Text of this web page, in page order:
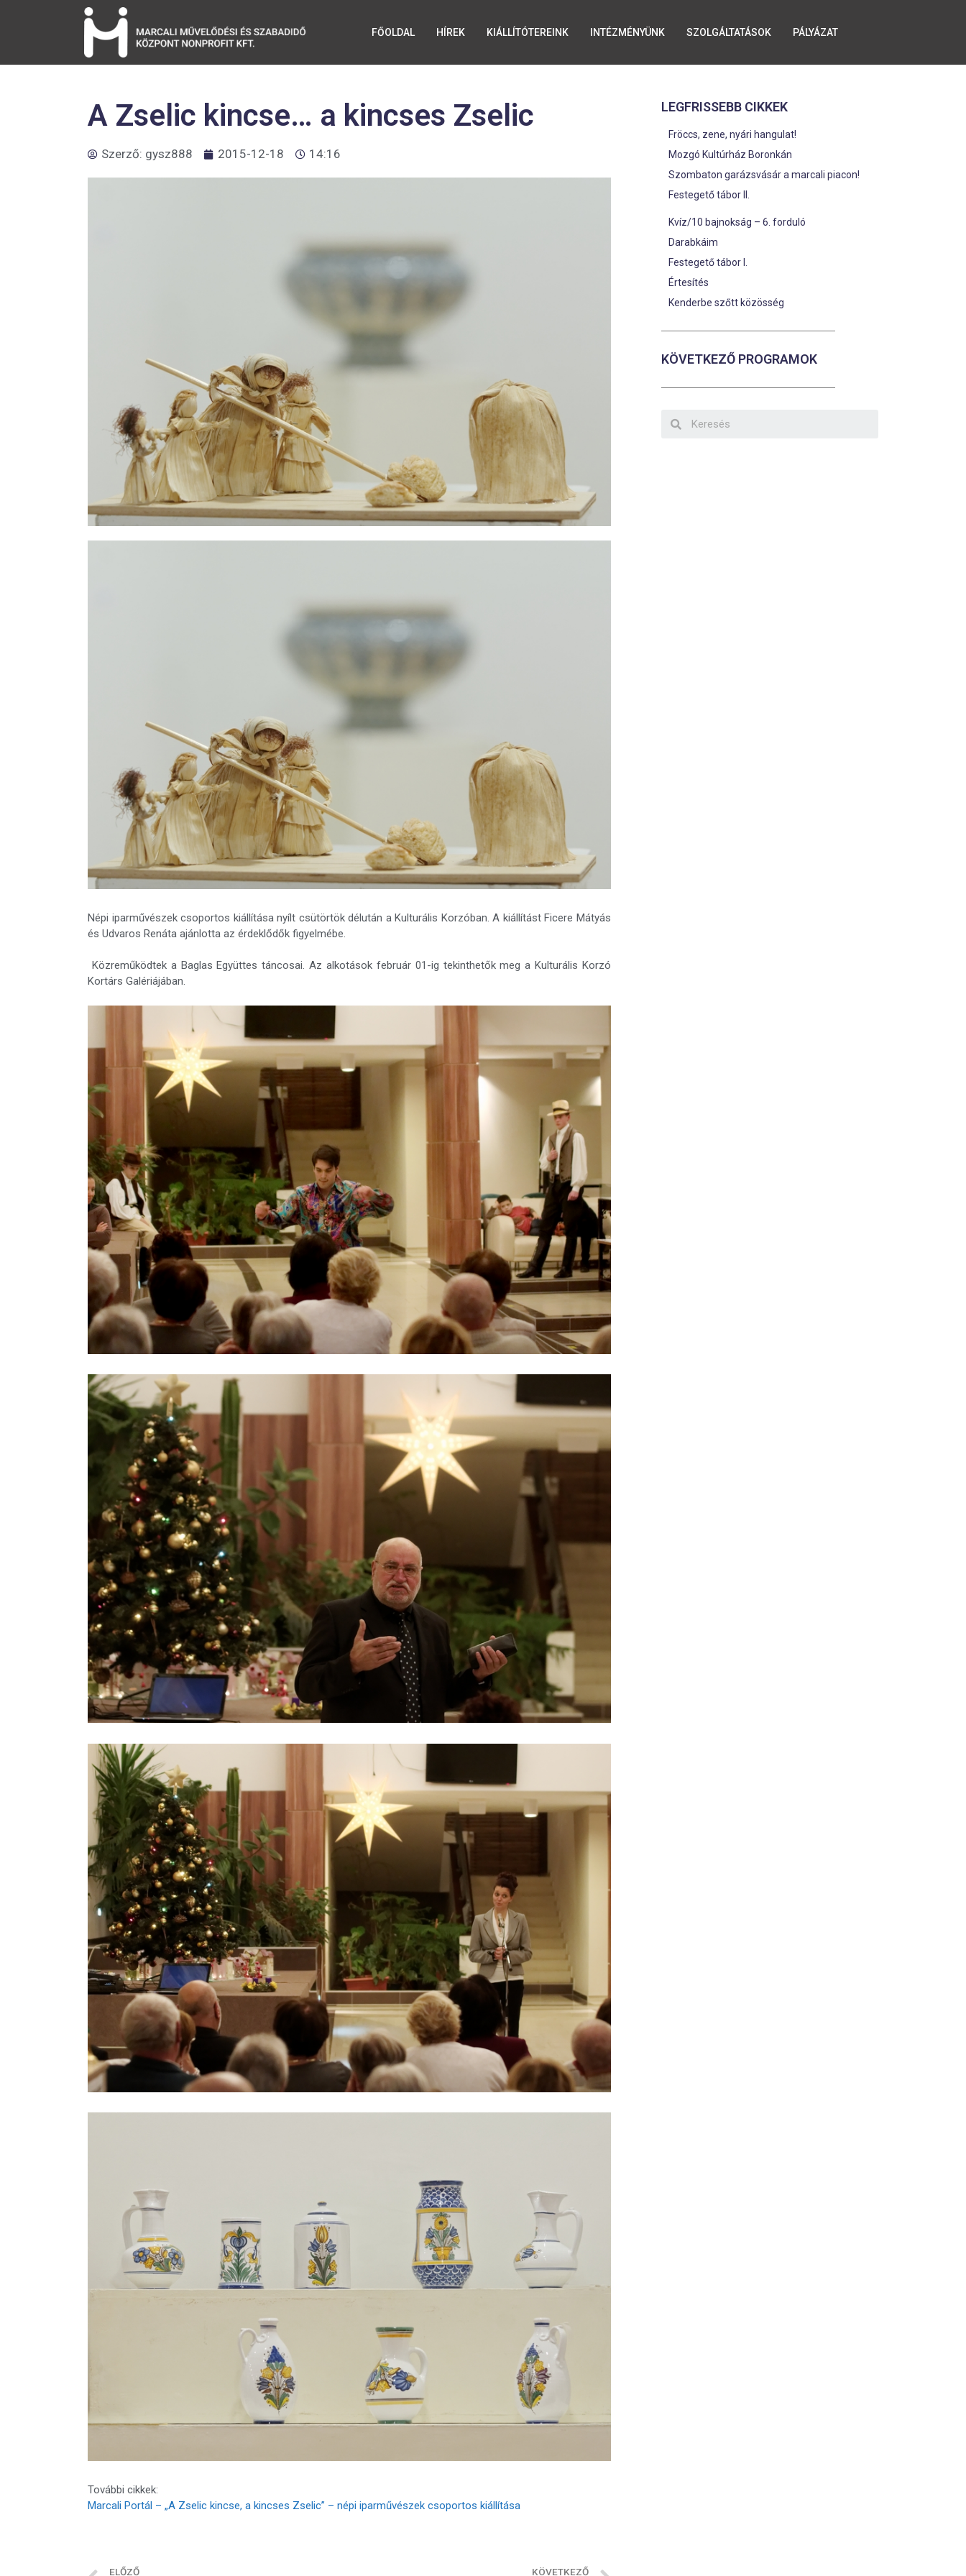
FŐOLDAL HÍREK KIÁLLÍTÓTEREINK INTÉZMÉNYÜNK SZOLGÁLTATÁSOK PÁLYÁZAT
A Zselic kincse… a kincses Zselic
Szerző: gysz888 2015-12-18 14:16
Népi iparművészek csoportos kiállítása nyílt csütörtök délután a Kulturális Korzóban. A kiállítást Ficere Mátyás
és Udvaros Renáta ajánlotta az érdeklődők figyelmébe.
Közreműködtek a Baglas Együttes táncosai. Az alkotások február 01-ig tekinthetők meg a Kulturális Korzó
Kortárs Galériájában.
További cikkek:
Marcali Portál – „A Zselic kincse, a kincses Zselic” – népi iparművészek csoportos kiállítása
ELŐZŐ KÖVETKEZŐ
LEGFRISSEBB CIKKEK
Fröccs, zene, nyári hangulat!
Mozgó Kultúrház Boronkán
Szombaton garázsvásár a marcali piacon!
Festegető tábor II.
Kvíz/10 bajnokság – 6. forduló
Darabkáim
Festegető tábor I.
Értesítés
Kenderbe szőtt közösség
KÖVETKEZŐ PROGRAMOK